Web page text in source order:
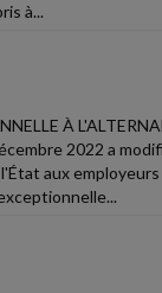
à...
À
2022 a
aux